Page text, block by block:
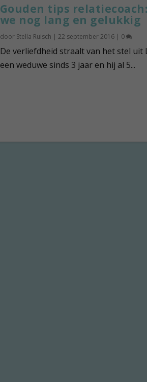
Gouden tips
we nog lang en gelukkig
door Stella Ruisch | 22 september 2016| 0
De verliefdheid straalt van het stel uit
een weduwe sinds 3 jaar en hij al 5...